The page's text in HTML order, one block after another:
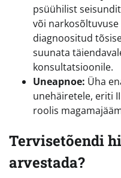
psüühilist
või
diagnoositud
suunata
konsultatsioonile.
Uneapnoe: Üha
unehäiretele, eriti
roolis
Tervisetõendi
arvestada?